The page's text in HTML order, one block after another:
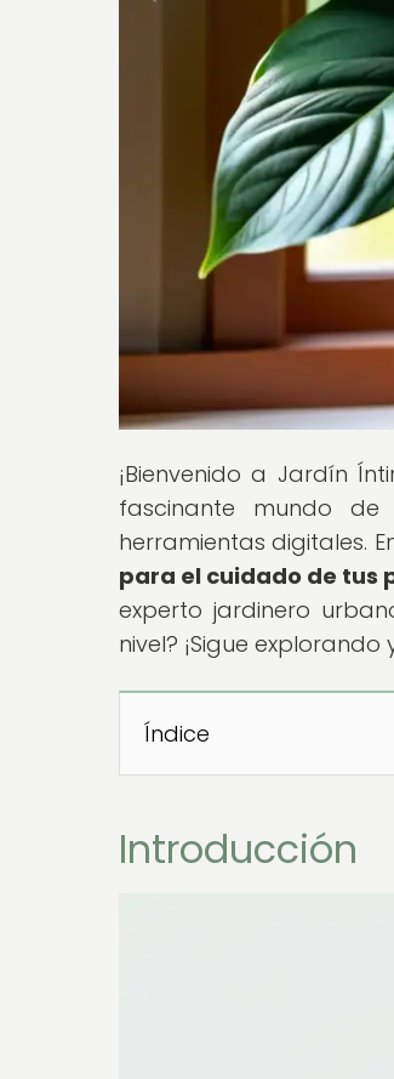
¡Bienvenido a Jardín
fascinante mundo
herramientas digitales.
para el cuidado de tus
experto jardinero
nivel? ¡Sigue
Índice
Introducción